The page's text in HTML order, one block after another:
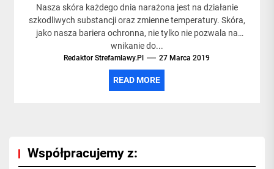
treningach
Nasza skóra każdego dnia narażona jest na działanie
szkodliwych substancji oraz zmienne temperatury. Skóra,
jako nasza bariera ochronna, nie tylko nie pozwala na
wnikanie do...
Redaktor Strefamlawy.pl 27 Marca 2019
READ MORE
Współpracujemy z: